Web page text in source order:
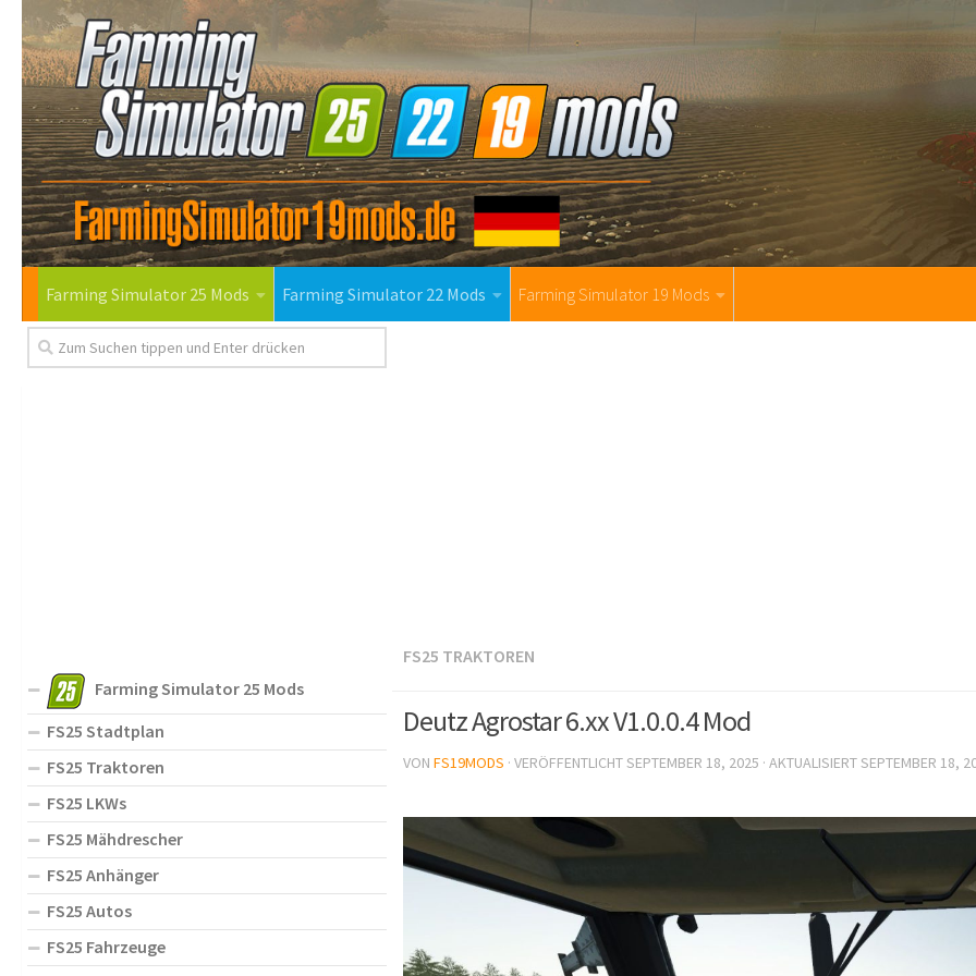
Farming Simulator 25 Mods Farming Simulator 22 Mods Farming Simulator 19 Mods
FS25 TRAKTOREN
Deutz Agrostar 6.xx V1.0.0.4 Mod
VON FS19MODS · VERÖFFENTLICHTSEPTEMBER 18, 2025 · AKTUALISIERTSEPTEMBER 18,
Farming Simulator 25 Mods
FS25 Stadtplan
FS25 Traktoren
FS25 LKWs
FS25 Mähdrescher
FS25 Anhänger
FS25 Autos
FS25 Fahrzeuge